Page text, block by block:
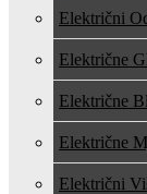
Električni
Električne
Električne
Električne
Električni